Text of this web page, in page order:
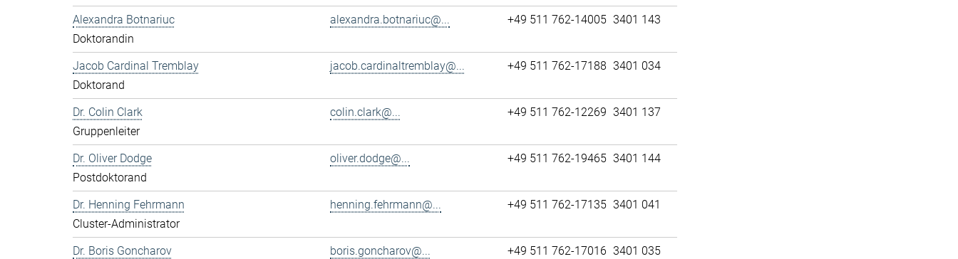
Alexandra Botnariuc
Doktorandin
alexandra.botnariuc@... +49 511 762-14005 3401 143
Jacob Cardinal Tremblay
Doktorand
jacob.cardinaltremblay@... +49 511 762-17188 3401 034
Dr. Colin Clark
Gruppenleiter
colin.clark@... +49 511 762-12269 3401 137
Dr. Oliver Dodge
Postdoktorand
oliver.dodge@... +49 511 762-19465 3401 144
Dr. Henning Fehrmann
Cluster-Administrator
henning.fehrmann@... +49 511 762-17135 3401 041
Dr. Boris Goncharov
boris.goncharov@... +49 511 762-17016 3401 035